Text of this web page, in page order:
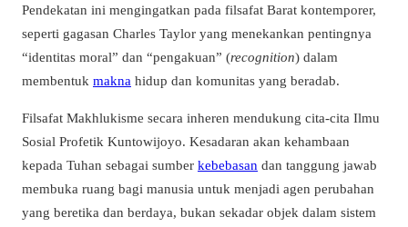
Pendekatan ini mengingatkan pada filsafat Barat kontemporer,
seperti gagasan Charles Taylor yang menekankan pentingnya
“identitas moral” dan “pengakuan” (recognition) dalam
membentuk makna hidup dan komunitas yang beradab.
Filsafat Makhlukisme secara inheren mendukung cita-cita Ilmu
Sosial Profetik Kuntowijoyo. Kesadaran akan kehambaan
kepada Tuhan sebagai sumber kebebasan dan tanggung jawab
membuka ruang bagi manusia untuk menjadi agen perubahan
yang beretika dan berdaya, bukan sekadar objek dalam sistem